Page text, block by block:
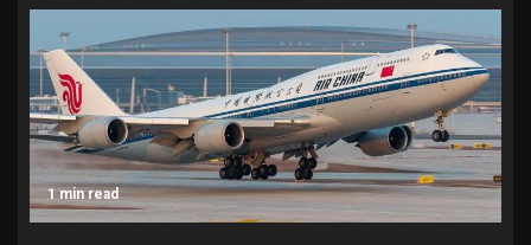
1 min read